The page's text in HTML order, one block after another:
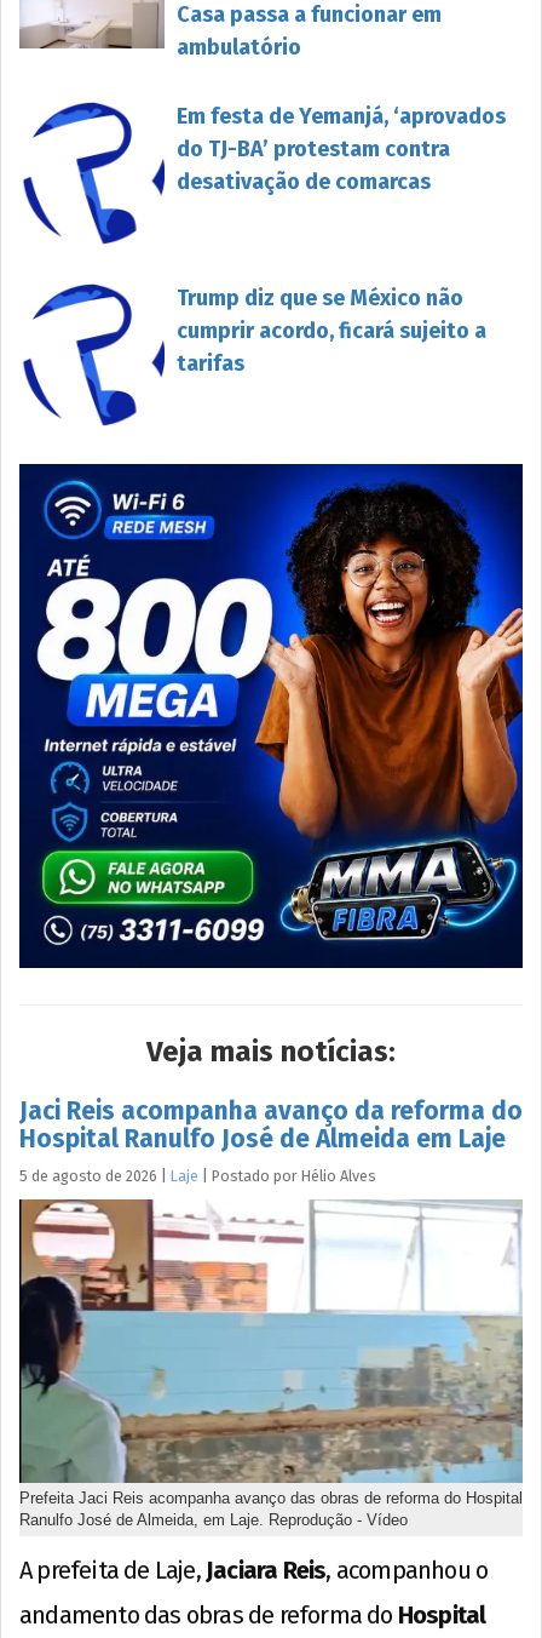
Casa passa a funcionar em
ambulatório
Em festa de Yemanjá, ‘aprovados
do TJ-BA’ protestam contra
desativação de comarcas
Trump diz que se México não
cumprir acordo, ficará sujeito a
tarifas
Veja mais notícias:
Jaci Reis acompanha avanço da reforma do
Hospital Ranulfo José de Almeida em Laje
5 de agosto de 2026 Laje Postado por Hélio Alves
Prefeita Jaci Reis acompanha avanço das obras de reforma do Hospital
Ranulfo José de Almeida, em Laje. Reprodução - Vídeo
A prefeita de Laje, Jaciara Reis, acompanhou o
andamento das obras de reforma do Hospital